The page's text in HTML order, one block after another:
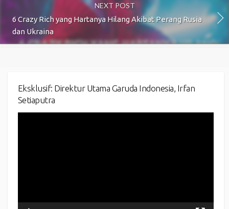
NEXT POST
6 Crazy Rich yang Hartanya Hilang Akibat Perang Rusia
dan Ukraina
Eksklusif: Direktur Utama Garuda Indonesia, Irfan
Setiaputra